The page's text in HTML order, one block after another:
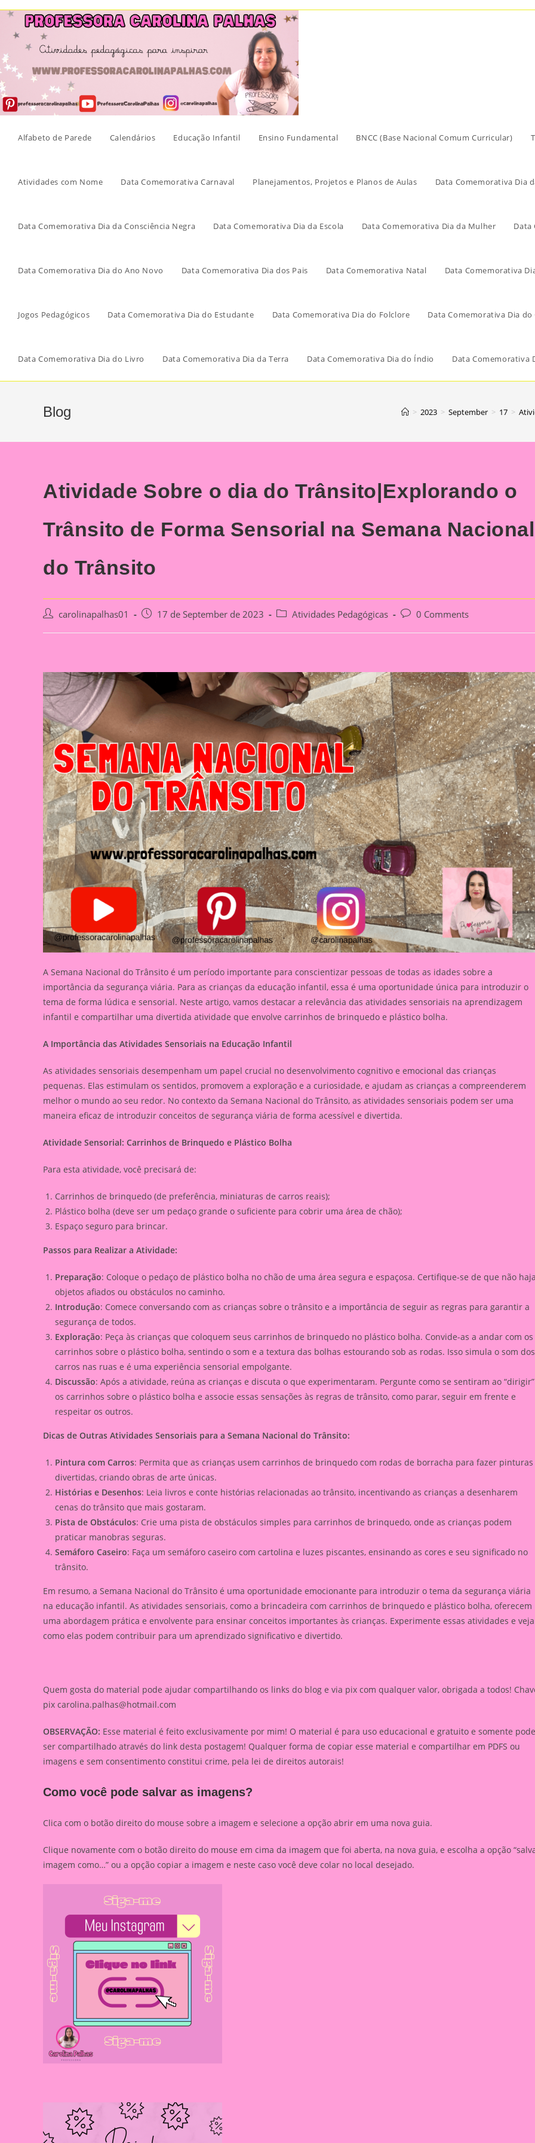
Skip
content
Alfabeto de Parede Calendários Educação Infantil Ensino Fundamental BNCC (Base Nacional Comum Curricular)
Atividades com Nome Data Comemorativa Carnaval Planejamentos, Projetos e Planos de Aulas Data Comemorativa Dia
Data Comemorativa Dia da Consciência Negra Data Comemorativa Dia da Escola Data Comemorativa Dia da Mulher Data
Data Comemorativa Dia do Ano Novo Data Comemorativa Dia dos Pais Data Comemorativa Natal Data Comemorativa
Jogos Pedagógicos Data Comemorativa Dia do Estudante Data Comemorativa Dia do Folclore Data Comemorativa Dia do
Data Comemorativa Dia do Livro Data Comemorativa Dia da Terra Data Comemorativa Dia do Índio Data Comemorativa
Blog > 2023 > September > 17 >
Atividade Sobre o dia do Trânsito|Explorando o
Trânsito de Forma Sensorial na Semana Nacional
do Trânsito
Post carolinapalhas01
Post 17 de September de 2023
PostAtividades Pedagógicas
Post0 Comments
A Semana Nacional do Trânsito é um período importante para conscientizar pessoas de todas as idades sobre a
importância da segurança viária. Para as crianças da educação infantil, essa é uma oportunidade única para introduzir o
tema de forma lúdica e sensorial. Neste artigo, vamos destacar a relevância das atividades sensoriais na aprendizagem
infantil e compartilhar uma divertida atividade que envolve carrinhos de brinquedo e plástico bolha.
A Importância das Atividades Sensoriais na Educação Infantil
As atividades sensoriais desempenham um papel crucial no desenvolvimento cognitivo e emocional das crianças
pequenas. Elas estimulam os sentidos, promovem a exploração e a curiosidade, e ajudam as crianças a compreenderem
melhor o mundo ao seu redor. No contexto da Semana Nacional do Trânsito, as atividades sensoriais podem ser uma
maneira eficaz de introduzir conceitos de segurança viária de forma acessível e divertida.
Atividade Sensorial: Carrinhos de Brinquedo e Plástico Bolha
Para esta atividade, você precisará de:
Carrinhos de brinquedo (de preferência, miniaturas de carros reais);
Plástico bolha (deve ser um pedaço grande o suficiente para cobrir uma área de chão);
Espaço seguro para brincar.
Passos para Realizar a Atividade:
Preparação: Coloque o pedaço de plástico bolha no chão de uma área segura e espaçosa. Certifique-se de que não
objetos afiados ou obstáculos no caminho.
Introdução: Comece conversando com as crianças sobre o trânsito e a importância de seguir as regras para garantir a
segurança de todos.
Exploração: Peça às crianças que coloquem seus carrinhos de brinquedo no plástico bolha. Convide-as a andar com os
carrinhos sobre o plástico bolha, sentindo o som e a textura das bolhas estourando sob as rodas. Isso simula o som dos
carros nas ruas e é uma experiência sensorial empolgante.
Discussão: Após a atividade, reúna as crianças e discuta o que experimentaram. Pergunte como se sentiram ao “dirigir”
os carrinhos sobre o plástico bolha e associe essas sensações às regras de trânsito, como parar, seguir em frente e
respeitar os outros.
Dicas de Outras Atividades Sensoriais para a Semana Nacional do Trânsito:
Pintura com Carros: Permita que as crianças usem carrinhos de brinquedo com rodas de borracha para fazer pinturas
divertidas, criando obras de arte únicas.
Histórias e Desenhos: Leia livros e conte histórias relacionadas ao trânsito, incentivando as crianças a desenharem
cenas do trânsito que mais gostaram.
Pista de Obstáculos: Crie uma pista de obstáculos simples para carrinhos de brinquedo, onde as crianças podem
praticar manobras seguras.
Semáforo Caseiro: Faça um semáforo caseiro com cartolina e luzes piscantes, ensinando as cores e seu significado no
trânsito.
Em resumo, a Semana Nacional do Trânsito é uma oportunidade emocionante para introduzir o tema da segurança viária
na educação infantil. As atividades sensoriais, como a brincadeira com carrinhos de brinquedo e plástico bolha, oferecem
uma abordagem prática e envolvente para ensinar conceitos importantes às crianças. Experimente essas atividades e veja
como elas podem contribuir para um aprendizado significativo e divertido.
Quem gosta do material pode ajudar compartilhando os links do blog e via pix com qualquer valor, obrigada a todos!
pix carolina.palhas@hotmail.com
OBSERVAÇÃO: Esse material é feito exclusivamente por mim! O material é para uso educacional e gratuito e somente pode
ser compartilhado através do link desta postagem! Qualquer forma de copiar esse material e compartilhar em PDFS ou
imagens e sem consentimento constitui crime, pela lei de direitos autorais!
Como você pode salvar as imagens?
Clica com o botão direito do mouse sobre a imagem e selecione a opção abrir em uma nova guia.
Clique novamente com o botão direito do mouse em cima da imagem que foi aberta, na nova guia, e escolha a opção
imagem como…” ou a opção copiar a imagem e neste caso você deve colar no local desejado.